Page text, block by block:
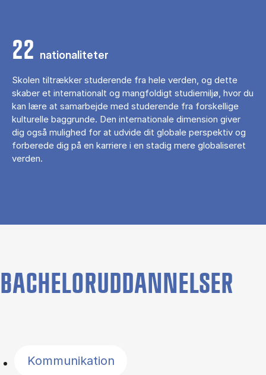
22 nationaliteter
Skolen tiltrækker studerende fra hele verden, og dette
skaber et internationalt og mangfoldigt studiemiljø, hvor du
kan lære at samarbejde med studerende fra forskellige
kulturelle baggrunde. Den internationale dimension giver
dig også mulighed for at udvide dit globale perspektiv og
forberede dig på en karriere i en stadig mere globaliseret
verden.
BACHELORUDDANNELSER
Kommunikation